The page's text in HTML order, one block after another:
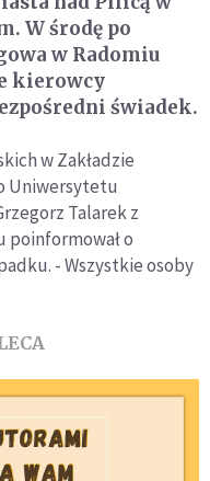
W środę po
w Radomiu
kierowcy
świadek.
w Zakładzie
Uniwersytetu
Talarek z
poinformował o
- Wszystkie osoby